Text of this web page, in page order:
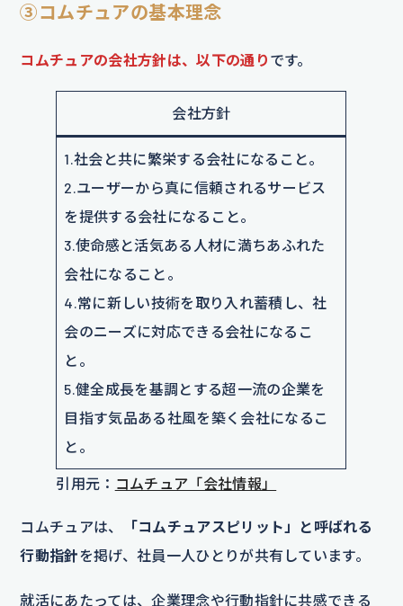
③コムチュアの基本理念
コムチュアの会社方針は、以下の通り です。
会社方針
1.社会と共に繁栄する会社になること。
2.ユーザーから真に信頼されるサービス
を提供する会社になること。
3.使命感と活気ある人材に満ちあふれた
会社になること。
4.常に新しい技術を取り入れ蓄積し、社
会のニーズに対応できる会社になるこ
と。
5.健全成長を基調とする超一流の企業を
目指す気品ある社風を築く会社になるこ
と。
引用元： コムチュア「会社情報」
コムチュアは、
「コムチュアスピリット」と呼ばれる
行動指針を掲げ、社員一人ひとりが共有しています。
就活にあたっては、企業理念や行動指針に共感できる